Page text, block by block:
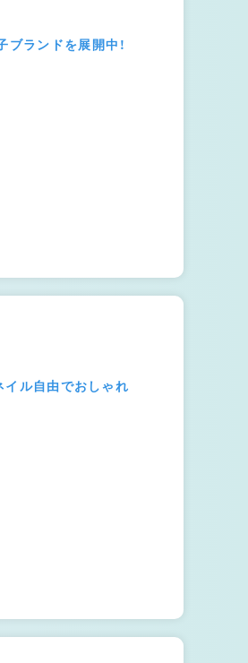
ランドを展開中！
イル自由でおしゃれ